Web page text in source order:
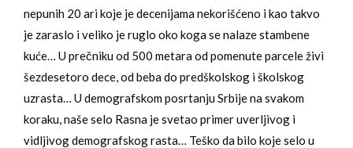
nepunih 20 ari koje je decenijama nekorišćeno i kao takvo
je zaraslo i veliko je ruglo oko koga se nalaze stambene
kuće… U prečniku od 500 metara od pomenute parcele živi
šezdesetoro dece, od beba do predškolskog i školskog
uzrasta… U demografskom posrtanju Srbije na svakom
koraku, naše selo Rasna je svetao primer uverljivog i
vidljivog demografskog rasta… Teško da bilo koje selo u